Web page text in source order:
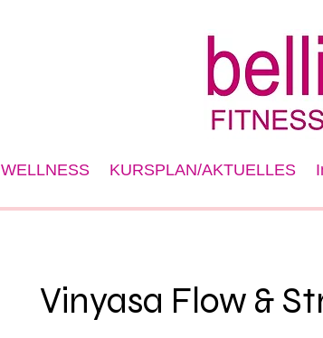
WELLNESS KURSPLAN/AKTUELLES
Vinyasa Flow &